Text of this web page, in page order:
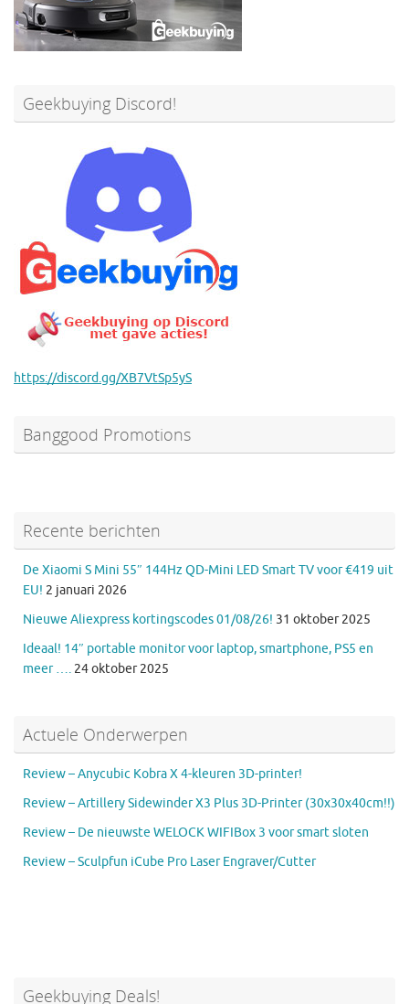
Geekbuying Discord!
https://discord.gg/XB7VtSp5yS
Banggood Promotions
Recente berichten
De Xiaomi S Mini 55″ 144Hz QD-Mini LED Smart TV voor €419 uit
EU! 2 januari 2026
Nieuwe Aliexpress kortingscodes 01/08/26! 31 oktober 2025
Ideaal! 14″ portable monitor voor laptop, smartphone, PS5 en
meer …. 24 oktober 2025
Actuele Onderwerpen
Review – Anycubic Kobra X 4-kleuren 3D-printer!
Review – Artillery Sidewinder X3 Plus 3D-Printer (30x30x40cm!!)
Review – De nieuwste WELOCK WIFIBox 3 voor smart sloten
Review – Sculpfun iCube Pro Laser Engraver/Cutter
Geekbuying Deals!